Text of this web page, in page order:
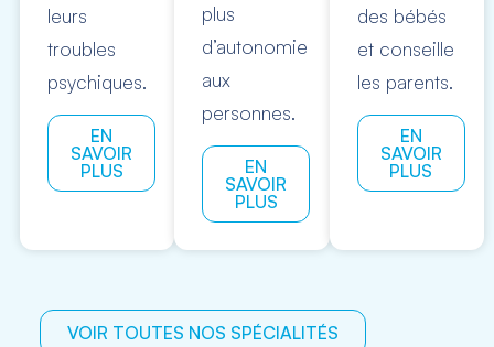
leurs
troubles
psychiques.
EN
SAVOIR
PLUS
plus
d’autonomie
aux
personnes.
EN
SAVOIR
PLUS
des bébés
et conseille
les parents.
EN
SAVOIR
PLUS
VOIR TOUTES NOS SPÉCIALITÉS